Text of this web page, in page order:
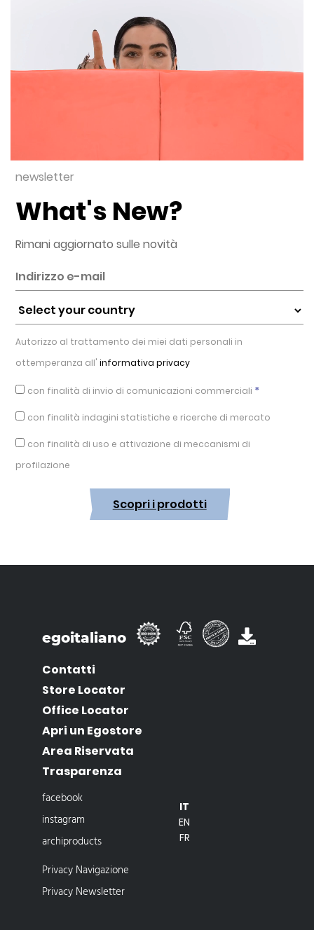
newsletter
What's New?
Rimani aggiornato sulle novità
Autorizzo al trattamento dei miei dati personali in
ottemperanza all' informativa privacy
con finalità di invio di comunicazioni commerciali *
con finalità indagini statistiche e ricerche di mercato
con finalità di uso e attivazione di meccanismi di
profilazione
Scopri i prodotti
egoitaliano
Contatti
Store Locator
Office Locator
Apri un Egostore
Area Riservata
Trasparenza
facebook
instagram
archiproducts
Privacy Navigazione
Privacy Newsletter
IT
EN
FR